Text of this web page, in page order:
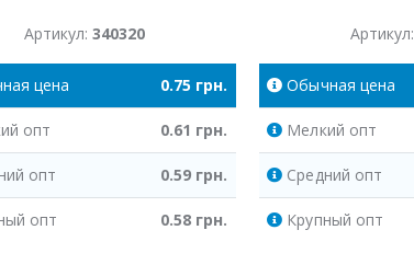
Артикул:340320
цена 0.75 грн.
опт 0.61 грн.
опт 0.59 грн.
опт 0.58 грн.
Артикул:
Обычная цена
Мелкий опт
Средний опт
Крупный опт